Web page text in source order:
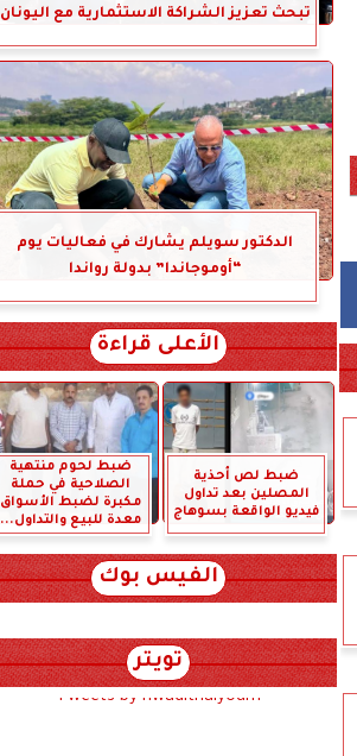
تبحث تعزيز الشراكة الاستثمارية مع اليونان
الدكتور سويلم يشارك في فعاليات يوم
“أوموجاندا” بدولة رواندا
الأعلى قراءة
ضبط لص أحذية
المصلين بعد تداول
فيديو الواقعة بسوهاج
ضبط لحوم منتهية
الصلاحية في حملة
مكبرة لضبط الأسواق
معدة للبيع والتداول...
الفيس بوك
تويتر
Tweets by hwadithalyoum